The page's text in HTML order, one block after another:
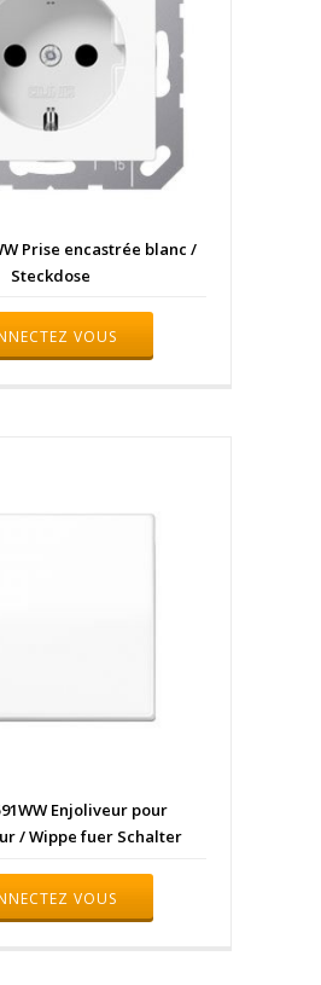
Prise encastrée blanc /
Steckdose
VOUS
Enjoliveur pour
/ Wippe fuer Schalter
VOUS